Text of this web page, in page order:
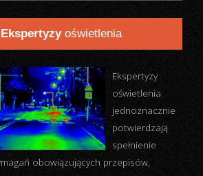
Oświetlenie ulic, parków
i placów współgrające z
właściwie wykonaną
iluminacją budynków to wizytówka
miasta. Iluminacja zwiększa również
atrakcyjność oświetlanych obiektów.
Czytaj więcej...
Ekspertyzyoświetlenia
Ekspertyzy
oświetlenia
jednoznacznie